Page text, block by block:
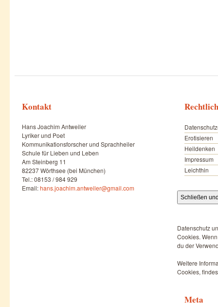
Kontakt
Hans Joachim Antweiler
Lyriker und Poet
Kommunikationsforscher und Sprachheiler
Schule für Lieben und Leben
Am Steinberg 11
82237 Wörthsee (bei München)
Tel.: 08153 / 984 929
Email:hans.joachim.antweiler@gmail.com
Erotisieren
Heildenken
Impressum
Leichthin
Datenschutz
Cookies.
du der
Weitere
Cookies,
Meta